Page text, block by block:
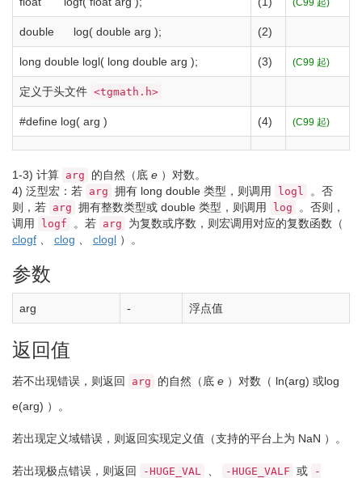
(C99 起)
double log( double arg ); (2)
long double logl( long double arg ); (3) (C99 起)
定义于头文件 <tgmath.h>
#define log( arg ) (4) (C99 起)
1-3) 计算 arg 的自然（底 e ）对数。
4) 泛型宏：若 arg 拥有 long double 类型，则调用 logl
。否
则，若 arg 拥有整数类型或 double 类型，则调用 log
。否则，
调用
logf 。若 arg
为复数或序数，则宏调用对应的复数函数（
clogf
clog clogl ）。
参数
arg - 浮点值
返回值
若不出现错误，则返回 arg 的自然（底 e ）对数（ ln(arg) 或log
e(arg) ）。
若出现定义域错误，则返回实现定义值（支持的平台上为 NaN ）。
若出现极点错误，则返回 -HUGE_VAL -HUGE_VALF 或 -